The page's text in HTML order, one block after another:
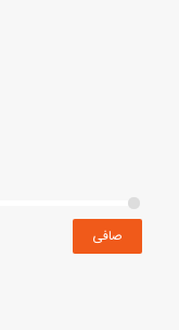
صافی